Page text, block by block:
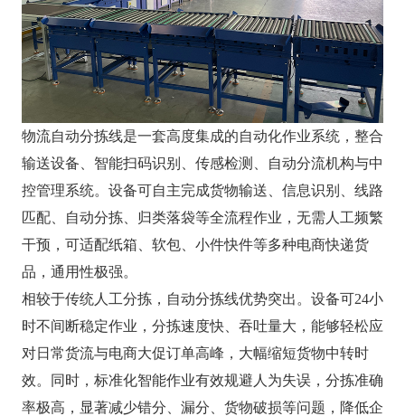
物流自动分拣线是一套高度集成的自动化作业系统，整合
输送设备、智能扫码识别、传感检测、自动分流机构与中
控管理系统。设备可自主完成货物输送、信息识别、线路
匹配、自动分拣、归类落袋等全流程作业，无需人工频繁
干预，可适配纸箱、软包、小件快件等多种电商快递货
品，通用性极强。
相较于传统人工分拣，自动分拣线优势突出。设备可24小
时不间断稳定作业，分拣速度快、吞吐量大，能够轻松应
对日常货流与电商大促订单高峰，大幅缩短货物中转时
效。同时，标准化智能作业有效规避人为失误，分拣准确
率极高，显著减少错分、漏分、货物破损等问题，降低企